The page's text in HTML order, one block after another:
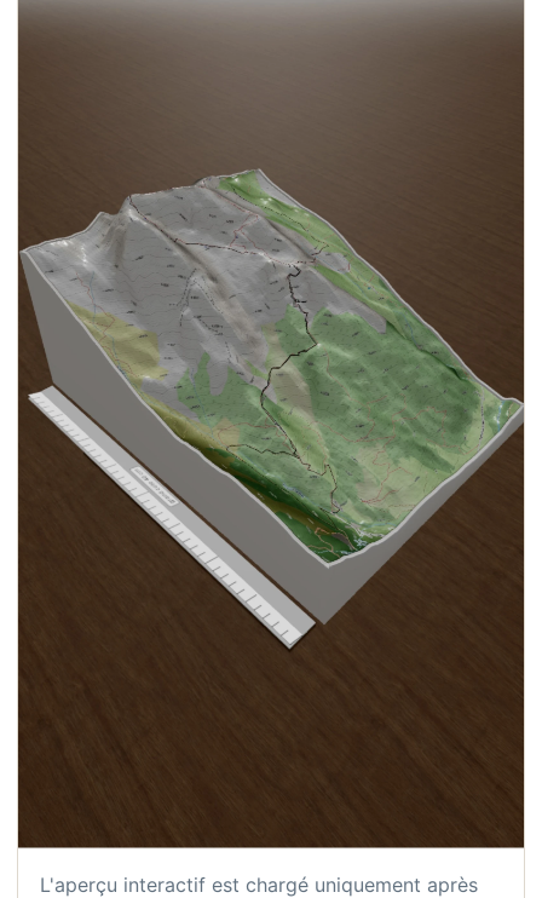
L'aperçu interactif est chargé uniquement après